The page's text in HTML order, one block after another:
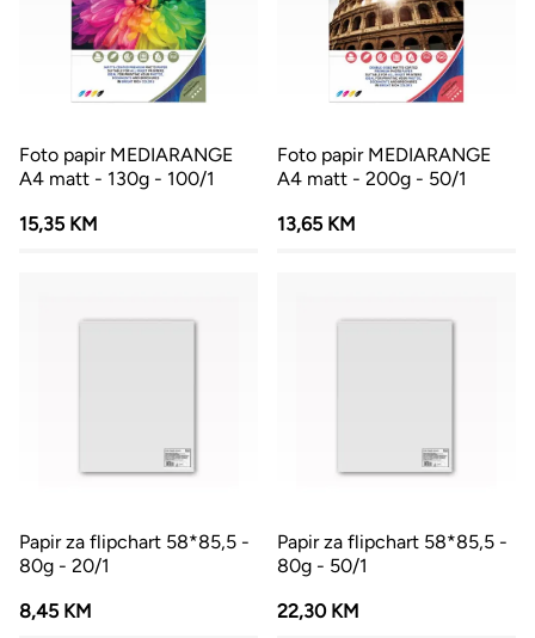
Foto papir MEDIARANGE
A4 matt - 130g - 100/1
15,35 KM
Foto papir MEDIARANGE
A4 matt - 200g - 50/1
13,65 KM
Papir za flipchart 58*85,5 -
80g - 20/1
8,45 KM
Papir za flipchart 58*85,5 -
80g - 50/1
22,30 KM